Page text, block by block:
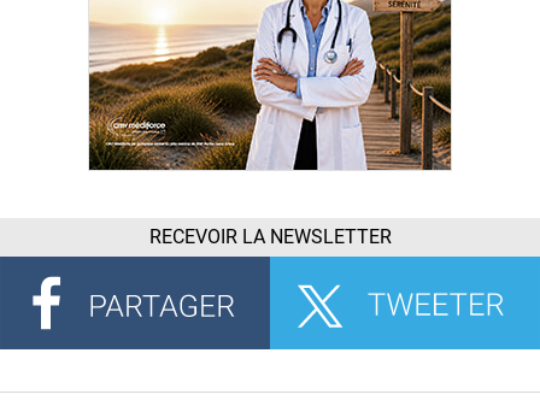
RECEVOIR LA NEWSLETTER